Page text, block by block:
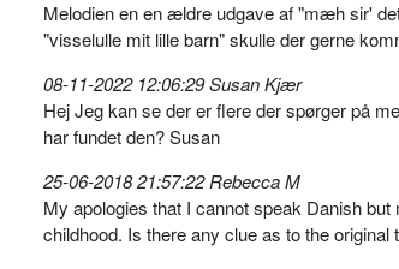
Melodien en en ældre udgave af "mæh sir'
"visselulle mit lille barn" skulle der gerne
08-11-2022 12:06:29 Susan Kjær
Hej Jeg kan se der er flere der spørger på
har fundet den? Susan
25-06-2018 21:57:22 Rebecca M
My apologies that I cannot speak Danish
childhood. Is there any clue as to the original